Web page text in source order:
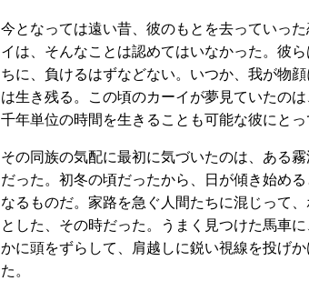
今となっては遠い昔、彼のもとを去っていっ
イは、そんなことは認めてはいなかった。彼
ちに、負けるはずなどない。いつか、我が物
は生き残る。この頃のカーイが夢見ていたの
千年単位の時間を生きることも可能な彼にと
その同族の気配に最初に気づいたのは、ある
だった。初冬の頃だったから、日が傾き始め
なるものだ。家路を急ぐ人間たちに混じって
とした、その時だった。うまく見つけた馬車
かに頭をずらして、肩越しに鋭い視線を投げ
た。